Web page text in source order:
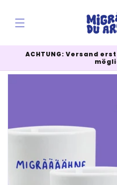
Inhalt
ACHTUNG: Versand